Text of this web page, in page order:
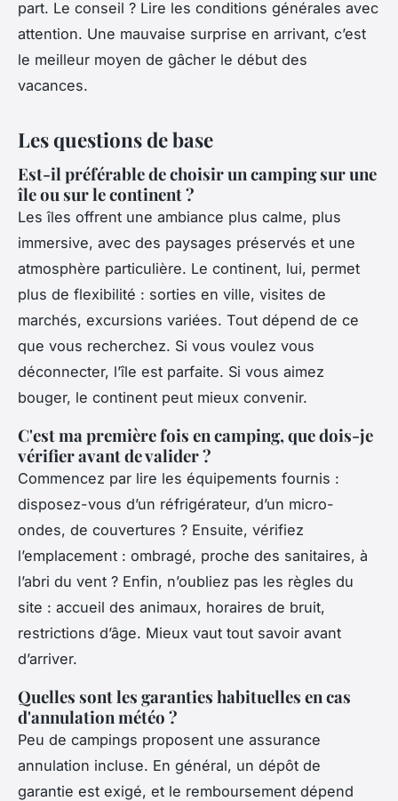
part. Le conseil ? Lire les conditions générales avec
attention. Une mauvaise surprise en arrivant, c’est
le meilleur moyen de gâcher le début des
vacances.
Les questions de base
Est-il préférable de choisir un camping sur une
île ou sur le continent ?
Les îles offrent une ambiance plus calme, plus
immersive, avec des paysages préservés et une
atmosphère particulière. Le continent, lui, permet
plus de flexibilité : sorties en ville, visites de
marchés, excursions variées. Tout dépend de ce
que vous recherchez. Si vous voulez vous
déconnecter, l’île est parfaite. Si vous aimez
bouger, le continent peut mieux convenir.
C'est ma première fois en camping, que dois-je
vérifier avant de valider ?
Commencez par lire les équipements fournis :
disposez-vous d’un réfrigérateur, d’un micro-
ondes, de couvertures ? Ensuite, vérifiez
l’emplacement : ombragé, proche des sanitaires, à
l’abri du vent ? Enfin, n’oubliez pas les règles du
site : accueil des animaux, horaires de bruit,
restrictions d’âge. Mieux vaut tout savoir avant
d’arriver.
Quelles sont les garanties habituelles en cas
d'annulation météo ?
Peu de campings proposent une assurance
annulation incluse. En général, un dépôt de
garantie est exigé, et le remboursement dépend